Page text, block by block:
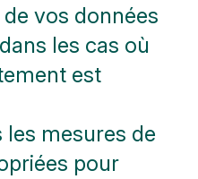
vos données
les cas où
est
mesures de
pour